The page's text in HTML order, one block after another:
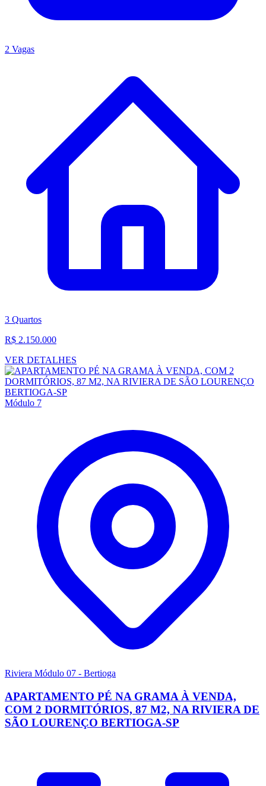
2 Vagas
3 Quartos
R$ 2.150.000
VER DETALHES
Módulo 7
Riviera Módulo 07 - Bertioga
APARTAMENTO PÉ NA GRAMA À VENDA,
COM 2 DORMITÓRIOS, 87 M2, NA RIVIERA DE
SÃO LOURENÇO BERTIOGA-SP